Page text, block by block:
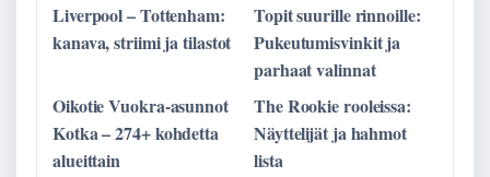
Liverpool – Tottenham:
kanava, striimi ja tilastot
Topit suurille rinnoille:
Pukeutumisvinkit ja
parhaat valinnat
Oikotie Vuokra-asunnot
Kotka – 274+ kohdetta
alueittain
The Rookie rooleissa:
Näyttelijät ja hahmot
lista